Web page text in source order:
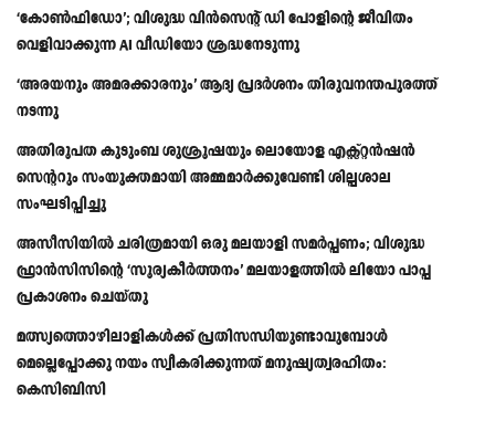
‘കോൺഫിഡോ’; വിശുദ്ധ വിൻസെന്റ് ഡി പോളിന്റെ ജീവിതം
വെളിവാക്കുന്ന AI വീഡിയോ ശ്രദ്ധനേടുന്നു
‘അരയനും അമരക്കാരനും’ ആദ്യ പ്രദർശനം തിരുവനന്തപുരത്ത്
നടന്നു
അതിരൂപത കുടുംബ ശുശ്രൂഷയും ലൊയോള എക്സ്റ്റൻഷൻ
സെന്ററും സംയുക്തമായി അമ്മമാർക്കുവേണ്ടി ശില്പശാല
സംഘടിപ്പിച്ചു
അസീസിയിൽ ചരിത്രമായി ഒരു മലയാളി സമർപ്പണം; വിശുദ്ധ
ഫ്രാൻസിസിന്റെ ‘സൂര്യകീർത്തനം’ മലയാളത്തിൽ ലിയോ പാപ്പ
പ്രകാശനം ചെയ്തു
മത്സ്യത്തൊഴിലാളികള്‍ക്ക് പ്രതിസന്ധിയുണ്ടാവുമ്പോള്‍
മെല്ലെപ്പോക്കു നയം സ്വീകരിക്കുന്നത് മനുഷ്യത്വരഹിതം:
കെസിബിസി